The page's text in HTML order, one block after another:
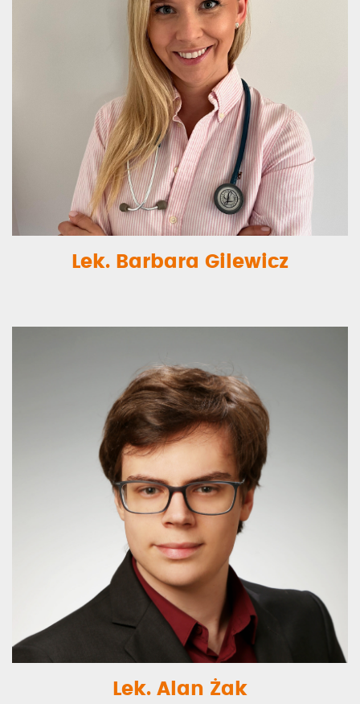
Lek. Barbara Gilewicz
Lek. Alan Żak